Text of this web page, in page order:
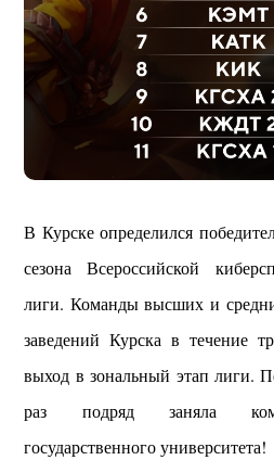
В Курске определился
сезона Всероссийской
лиги. Команды высших и
заведений Курска в течение
выход в зональный этап лиги.
раз подряд заняла
государственного университета!